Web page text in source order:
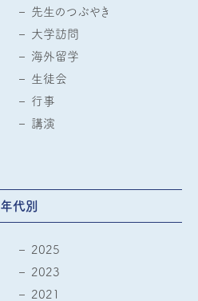
先生のつぶやき
大学訪問
海外留学
生徒会
行事
講演
年代別
2025
2023
2021